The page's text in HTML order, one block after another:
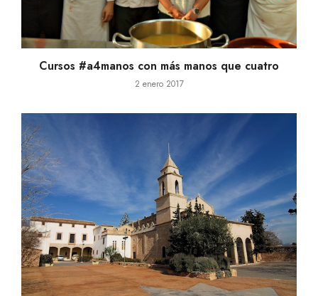
Cursos #a4manos con más manos que cuatro
2 enero 2017